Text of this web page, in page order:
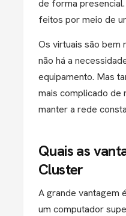
de forma
feitos por meio de
Os virtuais são bem
não há a
equipamento. Mas
mais complicado de
manter a rede
Quais as
Cluster
A grande vantagem
um computador